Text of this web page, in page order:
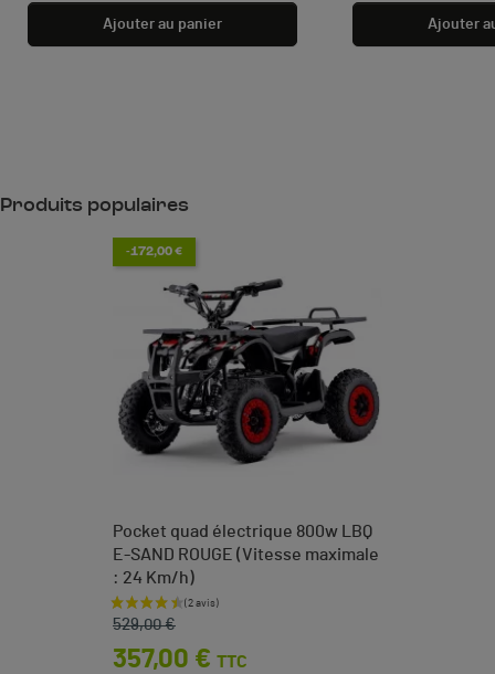
Ajouter au panier Ajouter
Produits populaires
-172,00 €
Pocket quad électrique 800w LBQ
E-SAND ROUGE (Vitesse maximale
: 24 Km/h)
Prix de base
529,00 €
Prix
357,00 € TTC